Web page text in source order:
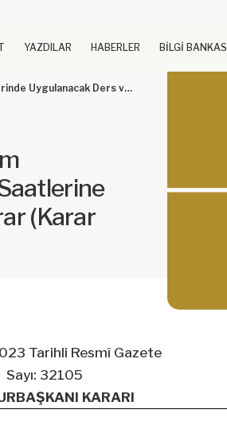
YAZDILAR HABERLER BİLGİ BANKASI
Yapılmasına Dair Karar (Karar Sayısı: 6794)
(Karar
Tarihli Resmî Gazete
Sayı: 32105
KARARI